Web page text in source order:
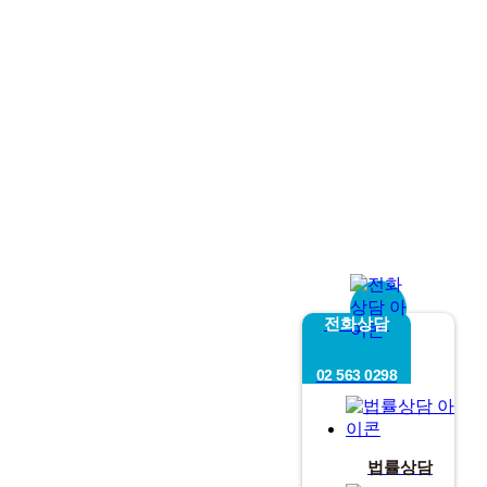
전화상담
02 563 0298
법률상담